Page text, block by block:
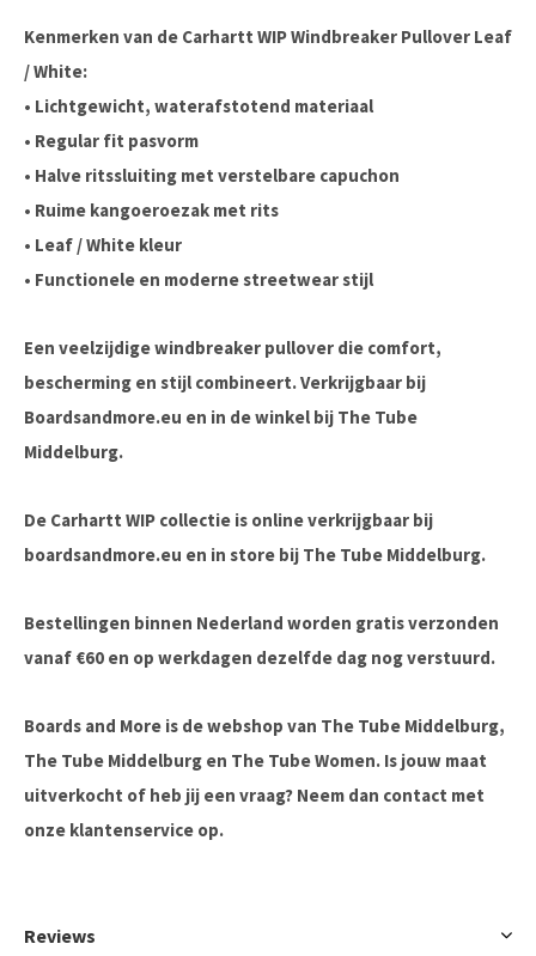
Kenmerken van de Carhartt WIP Windbreaker Pullover Leaf
/ White:
• Lichtgewicht, waterafstotend materiaal
• Regular fit pasvorm
• Halve ritssluiting met verstelbare capuchon
• Ruime kangoeroezak met rits
• Leaf / White kleur
• Functionele en moderne streetwear stijl
Een veelzijdige windbreaker pullover die comfort,
bescherming en stijl combineert. Verkrijgbaar bij
Boardsandmore.eu en in de winkel bij The Tube
Middelburg.
De Carhartt WIP collectie is online verkrijgbaar bij
boardsandmore.eu en in store bij The Tube Middelburg.
Bestellingen binnen Nederland worden gratis verzonden
vanaf €60 en op werkdagen dezelfde dag nog verstuurd.
Boards and More is de webshop van The Tube Middelburg,
The Tube Middelburg en The Tube Women. Is jouw maat
uitverkocht of heb jij een vraag? Neem dan contact met
onze klantenservice op.
Reviews